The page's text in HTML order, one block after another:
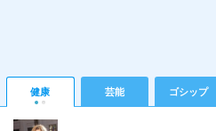
健康 芸能 ゴシップ